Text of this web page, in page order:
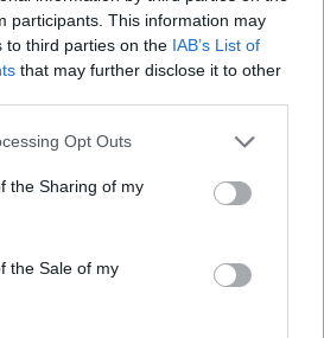
participants. This information may
to third parties on the IAB’s List of
that may further disclose it to other
app uses one or more Google
usage behaviour. You may click to
Google and its third-party tags to
specified purposes in below Google
Opt Outs
the Sharing of my
the Sale of my